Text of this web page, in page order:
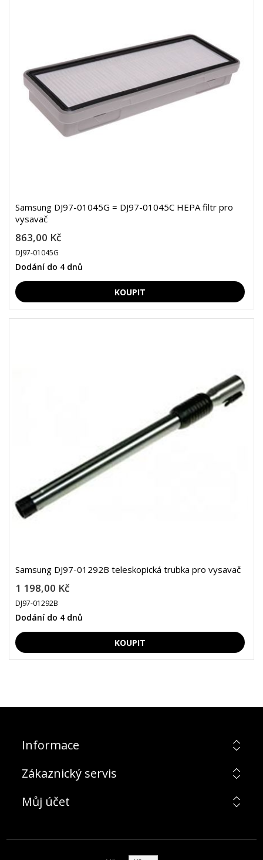
Samsung DJ97-01045G = DJ97-01045C HEPA filtr pro
vysavač
863,00 Kč
DJ97-01045G
Dodání do 4 dnů
Samsung DJ97-01292B teleskopická trubka pro vysavač
1 198,00 Kč
DJ97-01292B
Dodání do 4 dnů
Informace
Zákaznický servis
Můj účet